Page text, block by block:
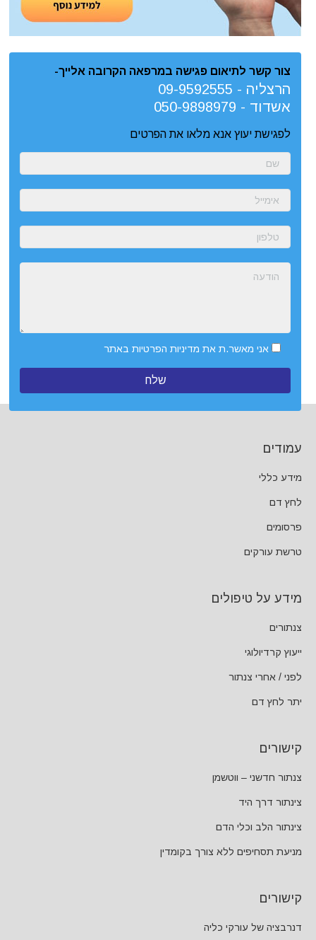
צור קשר לתיאום פגישה במרפאה הקרובה אלייך-
הרצליה - 09-9592555
אשדוד - 050-9898979
לפגישת יעוץ אנא מלאו את הפרטים
אני מאשר.ת את מדיניות הפרטיות באתר
עמודים
מידע כללי
לחץ דם
פרסומים
טרשת עורקים
מידע על טיפולים
צנתורים
ייעוץ קרדיולוגי
לפני / אחרי צנתור
יתר לחץ דם
קישורים
צנתור חדשני – ווטשמן
צינתור דרך היד
צינתור הלב וכלי הדם
מניעת תסחיפים ללא צורך בקומדין
קישורים
דנרבציה של עורקי כליה